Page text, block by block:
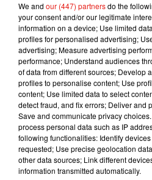
Musique
7 août 2026
Julien Lieb
dans son
Madonna sort
We and our (447) partnersdo the
your consent and/or our legitimate
information on a device; Use limited
profiles for personalised advertising;
advertising; Measure advertising
performance; Understand audiences
of data from different sources; Develop
profiles to personalise content; Use
content; Use limited data to select
detect fraud, and fix errors; Deliver and
Save and communicate privacy
process personal data such as IP
following functionalities: Identify
requested; Use precise geolocation
other data sources; Link different
information transmitted automatically.